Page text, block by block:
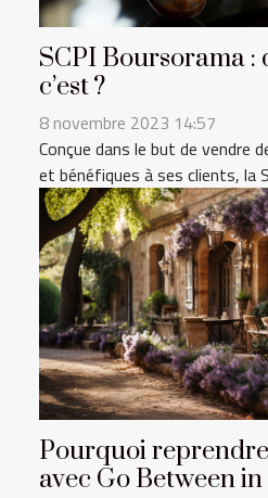
SCPI Boursorama :
c’est ?
8 novembre 2023 14:57
Conçue dans le but de
et bénéfiques à ses clients, la
Pourquoi
avec Go Between